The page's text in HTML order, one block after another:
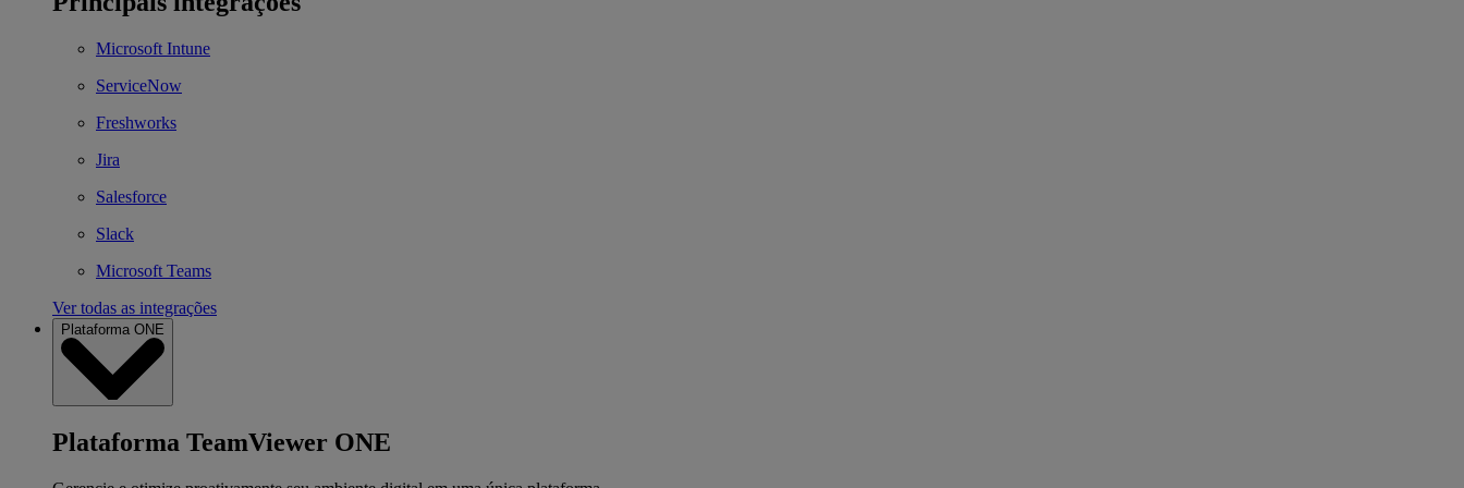
Microsoft Intune
ServiceNow
Freshworks
Jira
Salesforce
Slack
Microsoft Teams
Ver todas as integrações
Plataforma ONE
Plataforma TeamViewer ONE